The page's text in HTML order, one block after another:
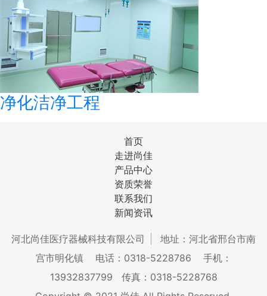
净化洁净工程
首页
走进尚佳
产品中心
资质荣誉
联系我们
新闻资讯
河北尚佳医疗器械科技有限公司
地址：河北省邢台市南
宫市明化镇
电话：0318-5228786
手机：
13932837799
传真：0318-5228768